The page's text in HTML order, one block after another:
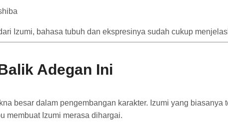
Izumi, bahasa tubuh dan ekspresinya sudah cukup
Adegan Ini
besar dalam pengembangan karakter. Izumi yang
membuat Izumi merasa dihargai.